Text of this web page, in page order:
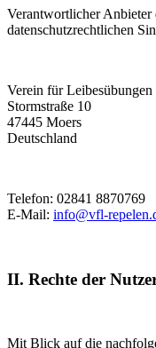
Verantwortlicher Anbieter
datenschutzrechtlichen
Verein für Leibesübungen
Stormstraße 10
47445 Moers
Deutschland
Telefon: 02841 8870769
E-Mail: info@vfl-
II. Rechte der
Mit Blick auf die